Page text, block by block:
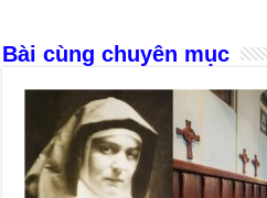
Bài cùng chuyên mục